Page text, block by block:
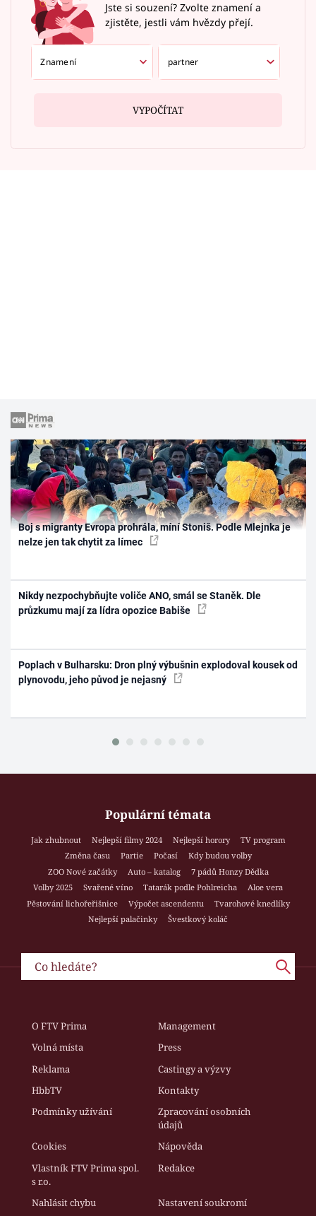
Jste si souzení? Zvolte znamení a
zjistěte, jestli vám hvězdy přejí.
VYPOČÍTAT
Boj s migranty Evropa prohrála, míní Stoniš. Podle Mlejnka je
nelze jen tak chytit za límec
Nikdy nezpochybňujte voliče ANO, smál se Staněk. Dle
průzkumu mají za lídra opozice Babiše
Poplach v Bulharsku: Dron plný výbušnin explodoval kousek od
plynovodu, jeho původ je nejasný
Populární témata
Jak zhubnout Nejlepší filmy 2024 Nejlepší horory
TV program
Změna času
Partie Počasí
Kdy budou volby
ZOO Nové začátky
Auto – katalog
7 pádů Honzy Dědka
Volby 2025
Svařené víno Tatarák podle Pohlreicha
Aloe vera
Pěstování lichořeřišnice
Výpočet ascendentu
Tvarohové knedlíky
Nejlepší palačinky
Švestkový koláč
O FTV Prima
Management
Volná místa
Press
Reklama
Castingy a výzvy
HbbTV
Kontakty
Podmínky užívání
Zpracování osobních
údajů
Cookies
Nápověda
Vlastník FTV Prima spol.
s r.o.
Redakce
Nahlásit chybu Nastavení soukromí